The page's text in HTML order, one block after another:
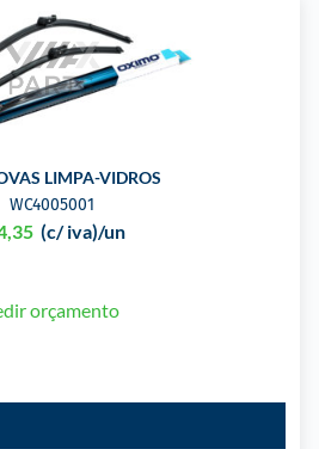
LIMPA-VIDROS
WC4005001
(c/ iva)/un
orçamento